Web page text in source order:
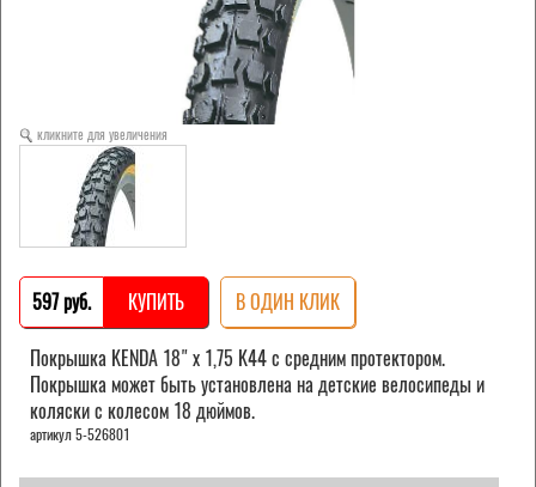
кликните для увеличения
597 pуб. КУПИТЬ В ОДИН КЛИК
Покрышка KENDA 18" х 1,75 K44 с средним протектором.
Покрышка может быть установлена на детские велосипеды и
коляски с колесом 18 дюймов.
артикул 5-526801